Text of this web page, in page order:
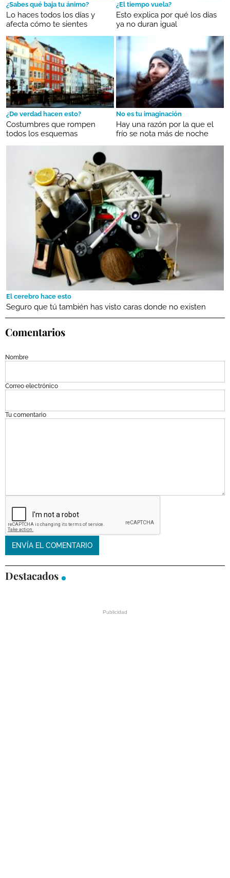
¿Sabes qué baja tu ánimo?
Lo haces todos los días y
afecta cómo te sientes
¿El tiempo vuela?
Esto explica por qué los días
ya no duran igual
¿De verdad hacen esto?
Costumbres que rompen
todos los esquemas
No es tu imaginación
Hay una razón por la que el
frío se nota más de noche
El cerebro hace esto
Seguro que tú también has visto caras donde no existen
Comentarios
Nombre
Correo electrónico
Tu comentario
Destacados